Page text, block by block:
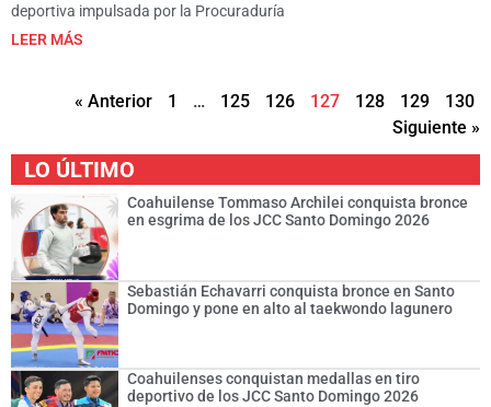
deportiva impulsada por la Procuraduría
LEER MÁS
« Anterior 1 … 125 126 127 128 129
130
Siguiente »
LO ÚLTIMO
Coahuilense Tommaso Archilei conquista bronce
en esgrima de los JCC Santo Domingo 2026
Sebastián Echavarri conquista bronce en Santo
Domingo y pone en alto al taekwondo lagunero
Coahuilenses conquistan medallas en tiro
deportivo de los JCC Santo Domingo 2026